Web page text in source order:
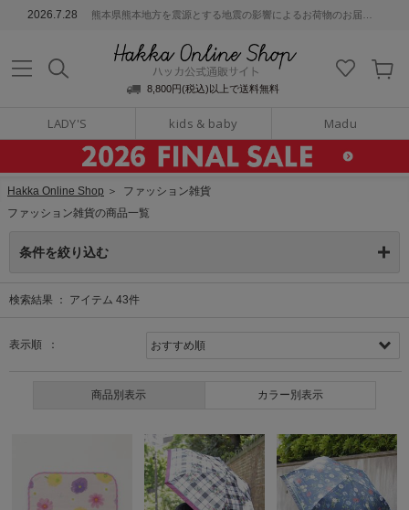
2026.7.28 熊本県熊本地方を震源とする地震の影響によるお荷物のお届けについて
8,800円(税込)以上で送料無料
LADY'S kids & baby Madu
通販サイト
Hakka Online Shop ＞ ファッション雑貨
ファッション雑貨の商品一覧
条件を絞り込む
検索結果 ： アイテム 43件
表示順 ：
商品別表示 カラー別表示